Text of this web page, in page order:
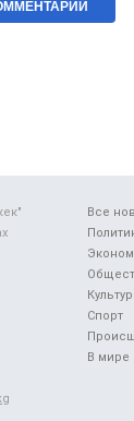
Все
Спорт
В мире